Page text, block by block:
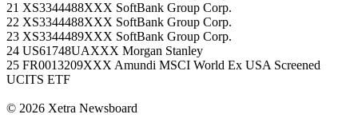
21 XS3344488XXX SoftBank Group Corp.
22 XS3344488XXX SoftBank Group Corp.
23 XS3344489XXX SoftBank Group Corp.
24 US61748UAXXX Morgan Stanley
25 FR0013209XXX Amundi MSCI World Ex USA Screened
UCITS ETF
© 2026 Xetra Newsboard